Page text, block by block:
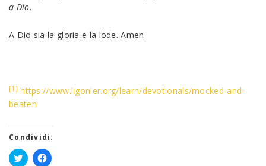
a Dio.
A Dio sia la gloria e la lode. Amen
[1] https://www.ligonier.org/learn/devotionals/mocked-and-
beaten
Condividi: